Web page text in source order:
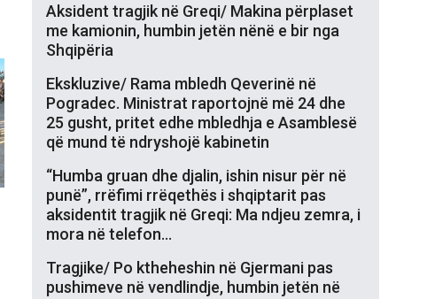
Aksident tragjik në Greqi/ Makina përplaset
me kamionin, humbin jetën nënë e bir nga
Shqipëria
Ekskluzive/ Rama mbledh Qeverinë në
Pogradec. Ministrat raportojnë më 24 dhe
25 gusht, pritet edhe mbledhja e Asamblesë
që mund të ndryshojë kabinetin
“Humba gruan dhe djalin, ishin nisur për në
punë”, rrëfimi rrëqethës i shqiptarit pas
aksidentit tragjik në Greqi: Ma ndjeu zemra, i
mora në telefon…
Tragjike/ Po ktheheshin në Gjermani pas
pushimeve në vendlindje, humbin jetën në